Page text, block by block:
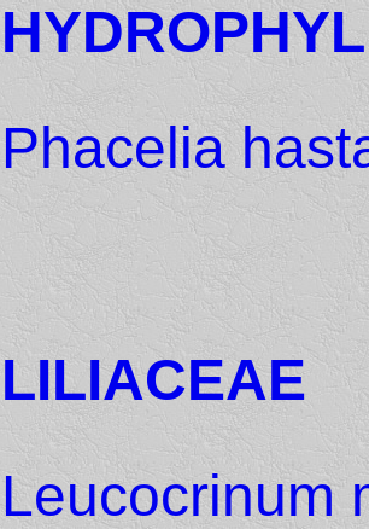
Phacelia
LILIACEAE
Leucocrinum